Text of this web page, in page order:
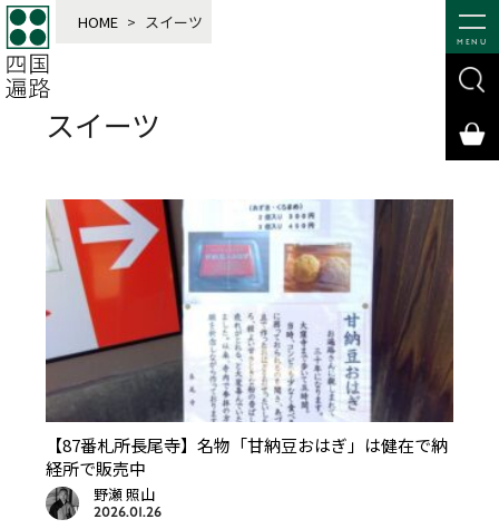
MENU
HOME > スイーツ
スイーツ
【87番札所長尾寺】名物「甘納豆おはぎ」は健在で納
経所で販売中
野瀬 照山
2026.01.26